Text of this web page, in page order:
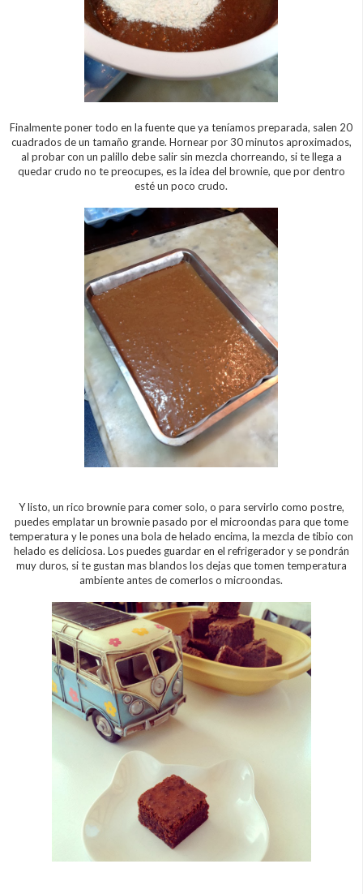
Finalmente poner todo en la fuente que ya teníamos preparada, salen 20
cuadrados de un tamaño grande. Hornear por 30 minutos aproximados,
al probar con un palillo debe salir sin mezcla chorreando, si te llega a
quedar crudo no te preocupes, es la idea del brownie, que por dentro
esté un poco crudo.
Y listo, un rico brownie para comer solo, o para servirlo como postre,
puedes emplatar un brownie pasado por el microondas para que tome
temperatura y le pones una bola de helado encima, la mezcla de tibio con
helado es deliciosa. Los puedes guardar en el refrigerador y se pondrán
muy duros, si te gustan mas blandos los dejas que tomen temperatura
ambiente antes de comerlos o microondas.